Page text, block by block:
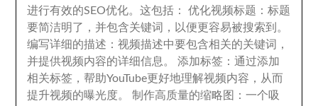
进行有效的SEO优化。这包括 ：优化视频标题 ：标题
要简洁明了 ， 并包含关键词 ， 以便更容易被搜索到 。
编写详细的描述 ：视频描述中要包含相关的关键词
，
并提供视频内容的详细信息 。添加标签 ：通过添加
相关标签 ，帮助YouTube更好地理解视频内容 ， 从而
提升视频的曝光度。制作高质量的缩略图 ：一个吸